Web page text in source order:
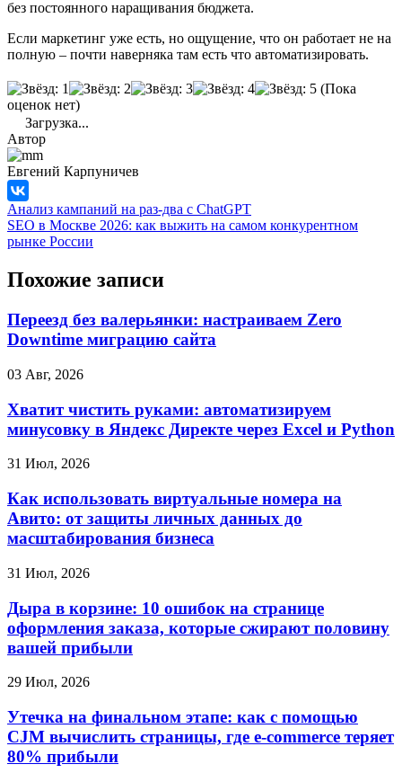
без постоянного наращивания бюджета.
Если маркетинг уже есть, но ощущение, что он работает не на
полную – почти наверняка там есть что автоматизировать.
(Пока
оценок нет)
Загрузка...
Автор
Евгений Карпуничев
Анализ кампаний на раз-два с ChatGPT
SEO в Москве 2026: как выжить на самом конкурентном
рынке России
Похожие записи
Переезд без валерьянки: настраиваем Zero
Downtime миграцию сайта
03 Авг, 2026
Хватит чистить руками: автоматизируем
минусовку в Яндекс Директе через Excel и Python
31 Июл, 2026
Как использовать виртуальные номера на
Авито: от защиты личных данных до
масштабирования бизнеса
31 Июл, 2026
Дыра в корзине: 10 ошибок на странице
оформления заказа, которые сжирают половину
вашей прибыли
29 Июл, 2026
Утечка на финальном этапе: как с помощью
CJM вычислить страницы, где e-commerce теряет
80% прибыли